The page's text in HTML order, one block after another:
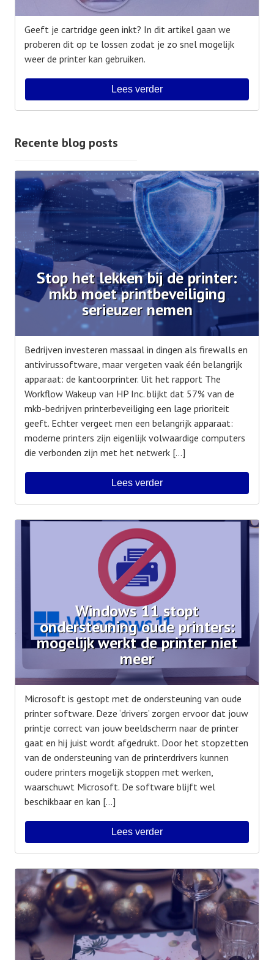
Geeft je cartridge geen inkt? In dit artikel gaan we
proberen dit op te lossen zodat je zo snel mogelijk
weer de printer kan gebruiken.
Lees verder
Recente blog posts
Stop het lekken bij de printer:
mkb moet printbeveiliging
serieuzer nemen
Bedrijven investeren massaal in dingen als firewalls en
antivirussoftware, maar vergeten vaak één belangrijk
apparaat: de kantoorprinter. Uit het rapport The
Workflow Wakeup van HP Inc. blijkt dat 57% van de
mkb-bedrijven printerbeveiliging een lage prioriteit
geeft. Echter vergeet men een belangrijk apparaat:
moderne printers zijn eigenlijk volwaardige computers
die verbonden zijn met het netwerk […]
Lees verder
Windows 11 stopt
ondersteuning oude printers:
mogelijk werkt de printer niet
meer
Microsoft is gestopt met de ondersteuning van oude
printer software. Deze ‘drivers’ zorgen ervoor dat jouw
printje correct van jouw beeldscherm naar de printer
gaat en hij juist wordt afgedrukt. Door het stopzetten
van de ondersteuning van de printerdrivers kunnen
oudere printers mogelijk stoppen met werken,
waarschuwt Microsoft. De software blijft wel
beschikbaar en kan […]
Lees verder